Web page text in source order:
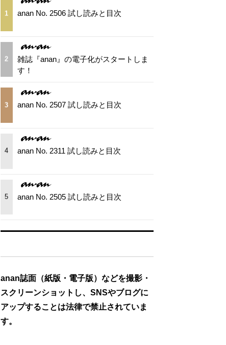
1 anan No. 2506 試し読みと目次
2
雑誌『anan』の電子化がスタートしま
す！
3 anan No. 2507 試し読みと目次
4 anan No. 2311 試し読みと目次
5 anan No. 2505 試し読みと目次
anan誌面（紙版・電子版）などを撮影・
スクリーンショットし、SNSやブログに
アップすることは法律で禁止されていま
す。